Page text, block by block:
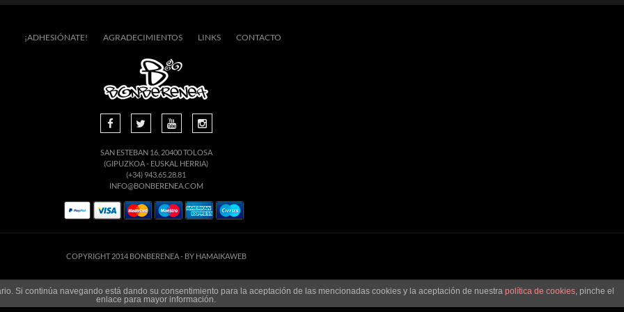
¡ADHESIÓNATE! AGRADECIMIENTOS LINKS CONTACTO
SAN ESTEBAN 16, 20400 TOLOSA
(GIPUZKOA - EUSKAL HERRIA)
(+34) 943.65.28.81
INFO@BONBERENEA.COM
COPYRIGHT 2014 BONBERENEA - BY HAMAIKAWEB
Si continúa navegando está dando su consentimiento para la aceptación de las mencionadas cookies y la aceptación de nuestra política de cookies, pinche el
enlace para mayor información.